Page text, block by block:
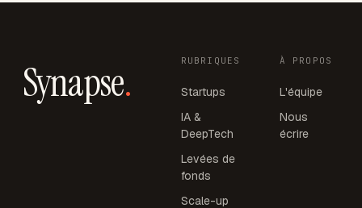
Synapse. RUBRIQUES
Startups
IA &
DeepTech
Levées de
fonds
Scale-up
À PROPOS
L'équipe
Nous
écrire